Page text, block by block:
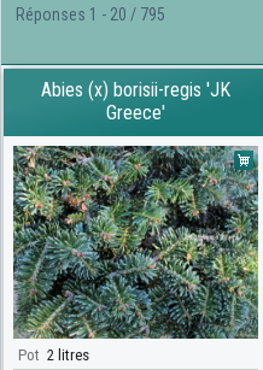
Réponses 1 - 20 / 795
Abies (x) borisii-regis 'JK
Greece'
Pot 2 litres